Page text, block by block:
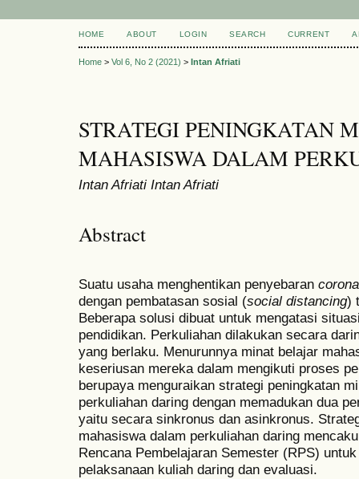
HOME ABOUT LOGIN SEARCH CURRENT
Home > Vol 6, No 2 (2021) > Intan Afriati
STRATEGI PENINGKATAN
MAHASISWA DALAM
Intan Afriati Intan Afriati
Abstract
Suatu usaha menghentikan penyebaran
dengan pembatasan sosial (social distancing)
Beberapa solusi dibuat untuk mengatasi
pendidikan. Perkuliahan dilakukan secara
yang berlaku. Menurunnya minat belajar
keseriusan mereka dalam mengikuti proses
berupaya menguraikan strategi peningkatan
perkuliahan daring dengan memadukan dua
yaitu secara sinkronus dan asinkronus.
mahasiswa dalam perkuliahan daring
Rencana Pembelajaran Semester (RPS)
pelaksanaan kuliah daring dan evaluasi.